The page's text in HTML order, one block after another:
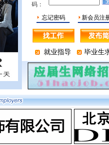
码：
忘记密码
新会员注
就业指导 毕业生